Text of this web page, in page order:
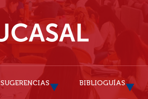
SUGERENCIAS BIBLIOGUÍAS